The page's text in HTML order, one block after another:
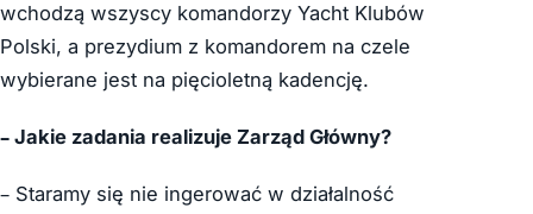
wchodzą wszyscy komandorzy Yacht Klubów
Polski, a prezydium z komandorem na czele
wybierane jest na pięcioletną kadencję.
– Jakie zadania realizuje Zarząd Główny?
– Staramy się nie ingerować w działalność